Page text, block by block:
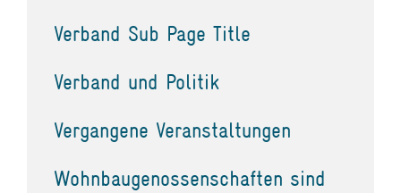
Verband Sub Page Title
Verband und Politik
Vergangene Veranstaltungen
Wohnbaugenossenschaften sind